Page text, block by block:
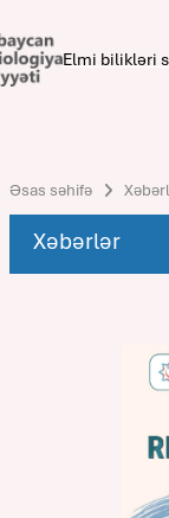
Elmi bilikləri
Əsas səhifə
Xəbərlər